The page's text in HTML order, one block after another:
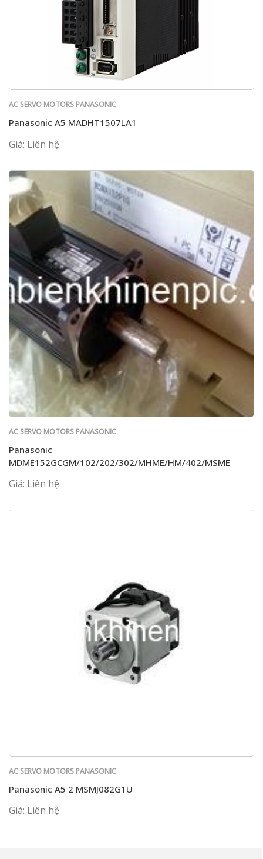
AC SERVO MOTORS PANASONIC
Panasonic A5 MADHT1507LA1
Giá: Liên hệ
AC SERVO MOTORS PANASONIC
Panasonic
MDME152GCGM/102/202/302/MHME/HM/402/MSME
Giá: Liên hệ
AC SERVO MOTORS PANASONIC
Panasonic A5 2 MSMJ082G1U
Giá: Liên hệ